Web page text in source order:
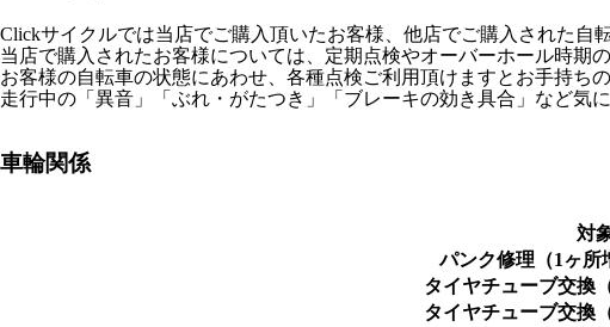
Clickサイクルでは当店でご購入頂いたお客様、他店でご購入された自
当店で購入されたお客様については、定期点検やオーバーホール時期
お客様の自転車の状態にあわせ、各種点検ご利用頂けますとお手持ち
走行中の「異音」「ぶれ・がたつき」「ブレーキの効き具合」など気
車輪関係
対
パンク修理（1ヶ所
タイヤチューブ交換
タイヤチューブ交換